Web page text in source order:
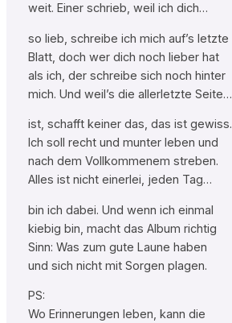
weit. Einer schrieb, weil ich dich…
so lieb, schreibe ich mich auf’s letzte
Blatt, doch wer dich noch lieber hat
als ich, der schreibe sich noch hinter
mich. Und weil’s die allerletzte Seite…
ist, schafft keiner das, das ist gewiss.
Ich soll recht und munter leben und
nach dem Vollkommenem streben.
Alles ist nicht einerlei, jeden Tag…
bin ich dabei. Und wenn ich einmal
kiebig bin, macht das Album richtig
Sinn: Was zum gute Laune haben
und sich nicht mit Sorgen plagen.
PS:
Wo Erinnerungen leben, kann die